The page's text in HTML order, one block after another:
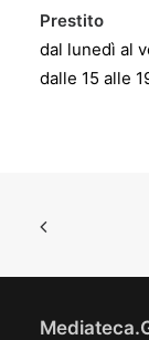
Prestito
dal lunedì al
dalle 15 alle